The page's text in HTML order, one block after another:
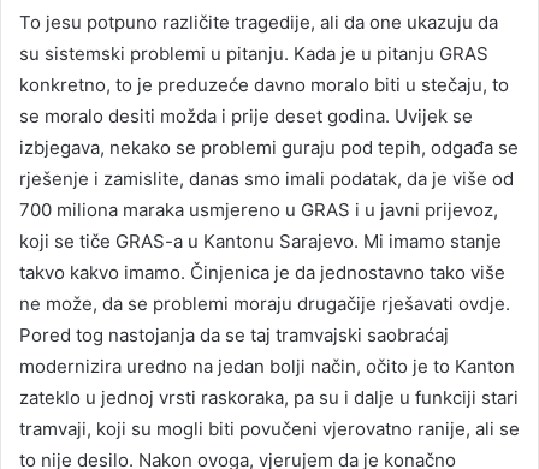
To jesu potpuno različite tragedije, ali da one ukazuju da
su sistemski problemi u pitanju. Kada je u pitanju GRAS
konkretno, to je preduzeće davno moralo biti u stečaju, to
se moralo desiti možda i prije deset godina. Uvijek se
izbjegava, nekako se problemi guraju pod tepih, odgađa se
rješenje i zamislite, danas smo imali podatak, da je više od
700 miliona maraka usmjereno u GRAS i u javni prijevoz,
koji se tiče GRAS-a u Kantonu Sarajevo. Mi imamo stanje
takvo kakvo imamo. Činjenica je da jednostavno tako više
ne može, da se problemi moraju drugačije rješavati ovdje.
Pored tog nastojanja da se taj tramvajski saobraćaj
modernizira uredno na jedan bolji način, očito je to Kanton
zateklo u jednoj vrsti raskoraka, pa su i dalje u funkciji stari
tramvaji, koji su mogli biti povučeni vjerovatno ranije, ali se
to nije desilo. Nakon ovoga, vjerujem da je konačno